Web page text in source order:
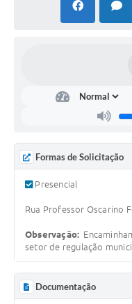
Conselho Municipal de
Meio Ambiente-CODEMA
Galeria de Fotos
Galeria de Vídeos
Formas de Solicitação
Presencial
Rua Professor Oscarino
Observação:
setor de regulação
Documentação